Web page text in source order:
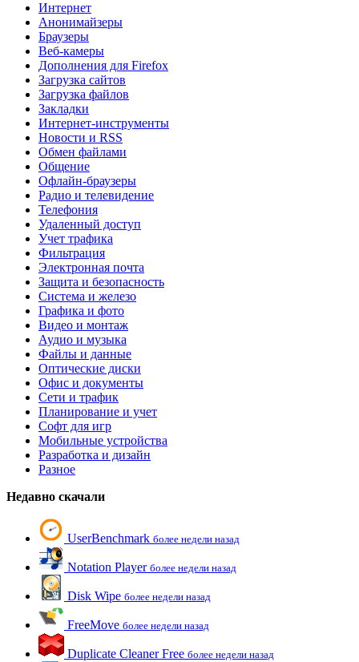
Интернет
Анонимайзеры
Браузеры
Веб-камеры
Дополнения для Firefox
Загрузка сайтов
Загрузка файлов
Закладки
Интернет-инструменты
Новости и RSS
Обмен файлами
Общение
Офлайн-браузеры
Радио и телевидение
Телефония
Удаленный доступ
Учет трафика
Фильтрация
Электронная почта
Защита и безопасность
Система и железо
Графика и фото
Видео и монтаж
Аудио и музыка
Файлы и данные
Оптические диски
Офис и документы
Сети и трафик
Планирование и учет
Софт для игр
Мобильные устройства
Разработка и дизайн
Разное
Недавно скачали
UserBenchmark более недели назад
Notation Player более недели назад
Disk Wipe более недели назад
FreeMove более недели назад
Duplicate Cleaner Free более недели назад